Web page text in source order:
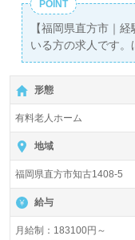
POINT
【福岡県直方市｜
いる方の求人です。
得実績があります
飲食店やコンビニ
福利厚生充実で長く
全国の求人ご紹介
しは【ウィルオブ
方も遠慮なく＊
LINE、メール、お
相談可能です。転
あり！＞"転職支援"
形態
有料老人ホーム
地域
福岡県直方市知古1408-5
給与
月給制：183100円～